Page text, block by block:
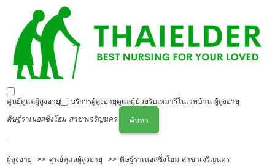
ศูนย์ดูแลผู้สูงอายุ บริการผู้สูงอายุดูแลผู้ป่วยรับเหมารีโนเวทบ้าน ผู้สูงอายุ
ดิษฐ์ราเนอสซิ่งโฮม สาขาเจริญนคร
ค้นหา
ผู้สูงอายุ ศูนย์ดูแลผู้สูงอายุ ดิษฐ์ราเนอสซิ่งโฮม สาขาเจริญนคร